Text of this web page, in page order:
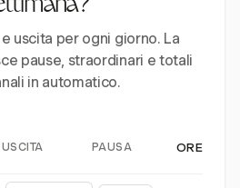
uscita per ogni giorno. La
pause, straordinari e totali
in automatico.
USCITA PAUSA ORE